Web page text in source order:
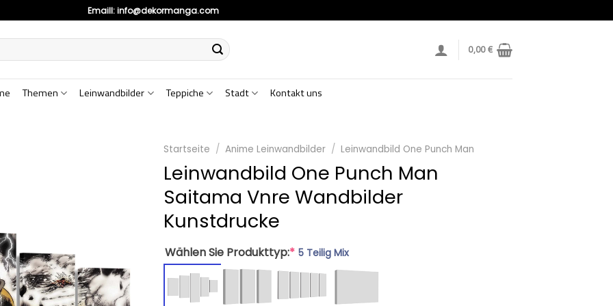
Emaill:info@dekormanga.com
0,00€
Themen Leinwandbilder Teppiche Stadt Kontakt uns
Startseite / Anime Leinwandbilder / Leinwandbild One Punch Man
Leinwandbild One Punch Man
Saitama Vnre Wandbilder
Kunstdrucke
Wählen Sie Produkttyp:* 5 Teilig Mix